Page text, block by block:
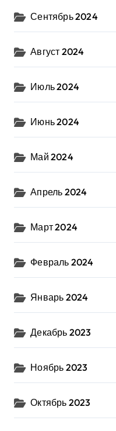
Сентябрь 2024
Август 2024
Июль 2024
Июнь 2024
Май 2024
Апрель 2024
Март 2024
Февраль 2024
Январь 2024
Декабрь 2023
Ноябрь 2023
Октябрь 2023